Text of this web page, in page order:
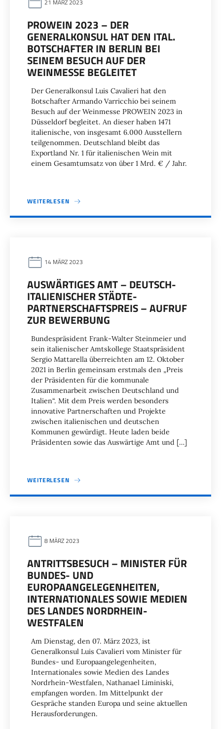
21 MÄRZ 2023
PROWEIN 2023 – DER
GENERALKONSUL HAT DEN ITAL.
BOTSCHAFTER IN BERLIN BEI
SEINEM BESUCH AUF DER
WEINMESSE BEGLEITET
Der Generalkonsul Luis Cavalieri hat den
Botschafter Armando Varricchio bei seinem
Besuch auf der Weinmesse PROWEIN 2023 in
Düsseldorf begleitet. An dieser haben 1471
italienische, von insgesamt 6.000 Ausstellern
teilgenommen. Deutschland bleibt das
Exportland Nr. 1 für italienischen Wein mit
einem Gesamtumsatz von über 1 Mrd. € / Jahr.
WEITERLESEN
14 MÄRZ 2023
AUSWÄRTIGES AMT – DEUTSCH-
ITALIENISCHER STÄDTE­
PARTNERSCHAFTS­PREIS – AUFRUF
ZUR BEWERBUNG
Bundespräsident Frank-Walter Steinmeier und
sein italienischer Amtskollege Staatspräsident
Sergio Mattarella überreichten am 12. Oktober
2021 in Berlin gemeinsam erstmals den „Preis
der Präsidenten für die kommunale
Zusammenarbeit zwischen Deutschland und
Italien“. Mit dem Preis werden besonders
innovative Partnerschaften und Projekte
zwischen italienischen und deutschen
Kommunen gewürdigt. Heute laden beide
Präsidenten sowie das Auswärtige Amt und […]
WEITERLESEN
8 MÄRZ 2023
ANTRITTSBESUCH – MINISTER FÜR
BUNDES- UND
EUROPAANGELEGENHEITEN,
INTERNATIONALES SOWIE MEDIEN
DES LANDES NORDRHEIN-
WESTFALEN
Am Dienstag, den 07. März 2023, ist
Generalkonsul Luis Cavalieri vom Minister für
Bundes- und Europaangelegenheiten,
Internationales sowie Medien des Landes
Nordrhein-Westfalen, Nathanael Liminiski,
empfangen worden. Im Mittelpunkt der
Gespräche standen Europa und seine aktuellen
Herausforderungen.